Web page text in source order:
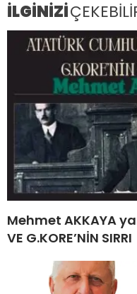
İLGİNİZİ
Mehmet AKKAYA
VE G.KORE’NİN SIRRI